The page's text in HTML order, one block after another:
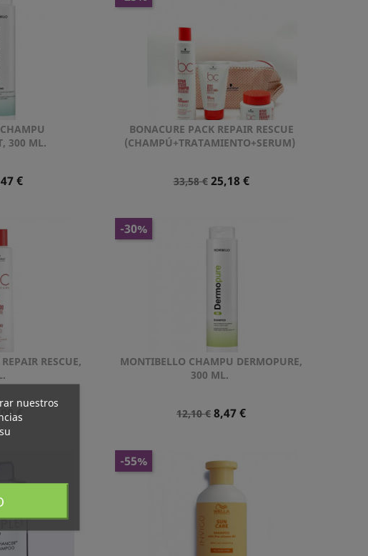
300 ML.
€
BONACURE PACK REPAIR RESCUE
(CHAMPÚ+TRATAMIENTO+SERUM)
Precio
33,58 € Precio
25,18 €
Vista rápida
RESCUE,
€
MONTIBELLO CHAMPU DERMOPURE,
300 ML.
Precio
12,10 € Precio
8,47 €
-30%
 Vista rápida
-55%
nuestros